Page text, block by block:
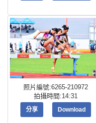
照片編號:6265-210972
拍攝時間:14:31
分享 Download